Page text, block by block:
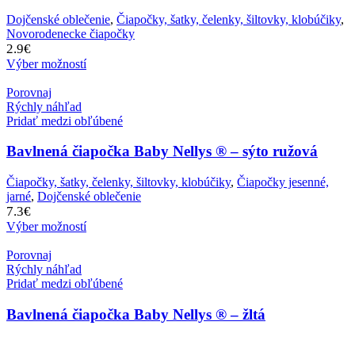
Dojčenské oblečenie, Čiapočky, šatky, čelenky, šiltovky, klobúčiky,
Novorodenecke čiapočky
2.9€
Výber možností
Porovnaj
Rýchly náhľad
Pridať medzi obľúbené
Bavlnená čiapočka Baby Nellys ® – sýto ružová
Čiapočky, šatky, čelenky, šiltovky, klobúčiky, Čiapočky jesenné,
jarné, Dojčenské oblečenie
7.3€
Výber možností
Porovnaj
Rýchly náhľad
Pridať medzi obľúbené
Bavlnená čiapočka Baby Nellys ® – žltá